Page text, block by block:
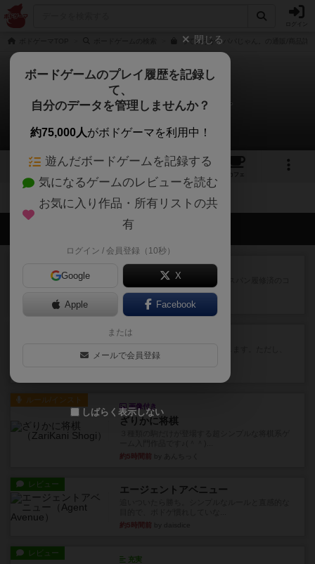
っていうか、ババじゃん。の通販/商品詳
っていうか、ババじゃん。
拡張/関連作品 0件
13 2 5
カフェ
会員の新しい投稿
ワイアームスパン
初プレイの感想です。ウイングスパン履修済のコ
メントとなります。ウイング...
by daisdice
ふたつの街の物語
街は各プレイヤーの間にあ...
ルール/インスト
画像付き
ざりかに将棋
約5時間前
レビュー エージェントアベニュー
約5時間前
レビュー
充実
閉じる
ボードゲームのプレイ履歴を記録し
て、
自分のデータを管理しませんか？
約75,000人がボドゲーマを利用中！
遊んだボードゲームを記録する
気になるゲームのレビューを読む
お気に入り作品・所有リストの共
有
ログイン / 会員登録（10秒）
Google X
Apple Facebook
または
メールで会員登録
しばらく表示しない